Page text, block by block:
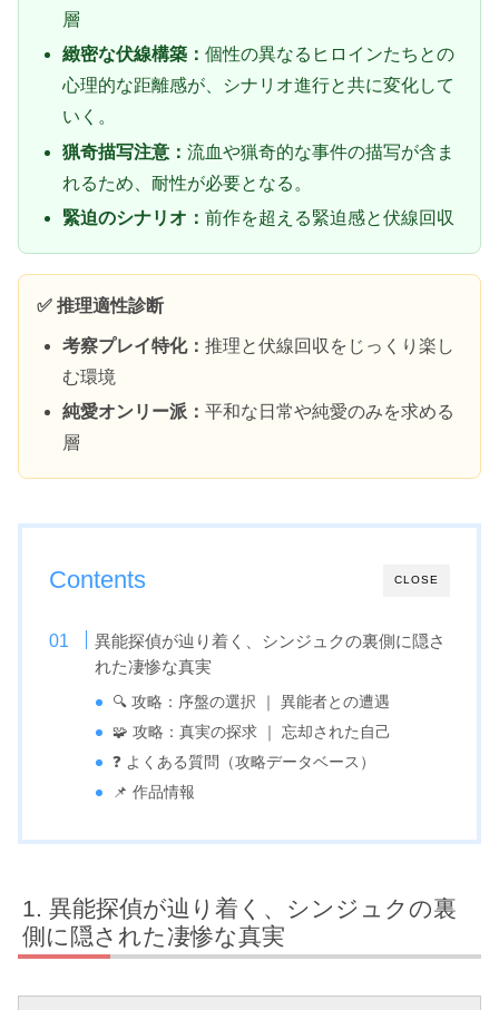
層
緻密な伏線構築：個性の異なるヒロインたちとの
心理的な距離感が、シナリオ進行と共に変化して
いく。
猟奇描写注意：流血や猟奇的な事件の描写が含ま
れるため、耐性が必要となる。
緊迫のシナリオ：前作を超える緊迫感と伏線回収
✅ 推理適性診断
考察プレイ特化：推理と伏線回収をじっくり楽し
む環境
純愛オンリー派：平和な日常や純愛のみを求める
層
CLOSE
Contents
異能探偵が辿り着く、シンジュクの裏側に隠さ
れた凄惨な真実
🔍 攻略：序盤の選択 ｜ 異能者との遭遇
🧩 攻略：真実の探求 ｜ 忘却された自己
❓ よくある質問（攻略データベース）
📌 作品情報
異能探偵が辿り着く、シンジュクの裏
側に隠された凄惨な真実